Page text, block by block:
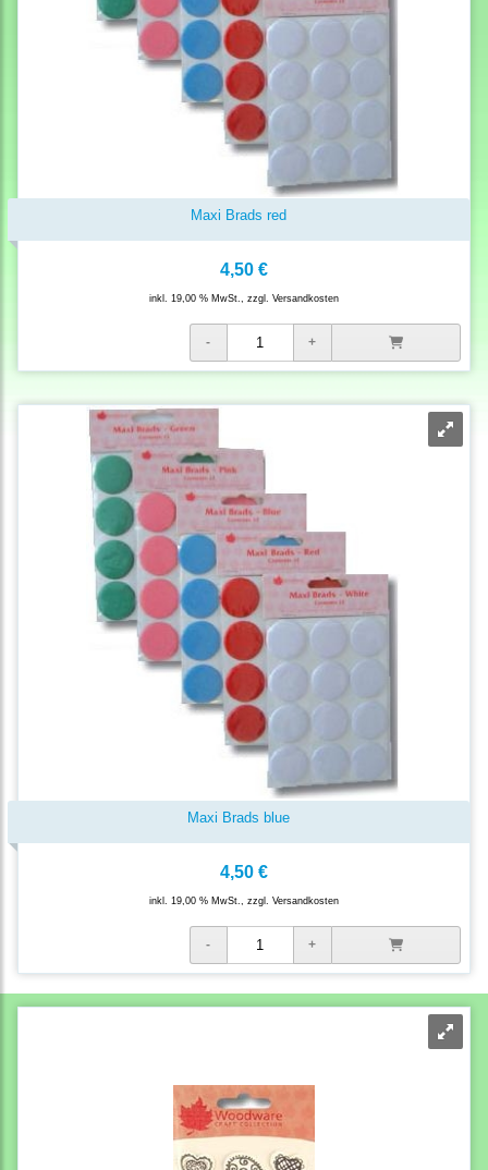
Maxi Brads red
4,50 €
inkl. 19,00 % MwSt., zzgl. Versandkosten
Maxi Brads blue
4,50 €
inkl. 19,00 % MwSt., zzgl. Versandkosten